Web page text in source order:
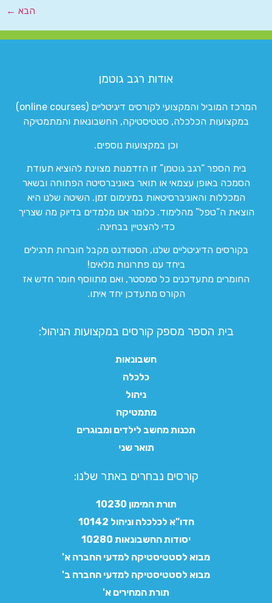
הבא ←
אודות רגב גוטמן
המרכז המוביל והמקצועי לקורסים דיגיטליים (online courses)
במקצועות הכלכלה, סטטיסטיקה, החשבונאות והמתמטיקה
וכן במקצועות נוספים.
בית הספר “רגב גוטמן” זו הזדמנות מצוינת להוציא תעודת
הסמכה באופן עצמאי או תואר באוניברסיטה הפתוחה ובשאר
המכללות והאוניברסיטאות במינימום זמן. השיטה שלנו היא
הוצאת ה”טפל” מהלימוד. כלומר אנו מלמדים בדיוק מה שצריך
כדי להצטיין בבחינה.
בקורסים הדיגיטליים שלנו, הסטודנט מקבל חוברות תרגילים
ביחד עם פתרונות מלאים!
החומרים מתעדכנים כל סמסטר, ואם מתווסף חומר חדש אז
הקורס מתעדכן יחד איתו.
בית הספר מספק קורסים במקצועות הניהול:
חשבונאות
כלכלה
ניהול
מתמטיקה
תכנות מחשב לילדים ומבוגרים
תואר שני
קורסים נבחרים באתר שלנו:​
תורת המימון 10230
חדו"א לכלכלה וניהול 10142
יסודות החשבונאות 10280
מבוא לסטטיסטיקה למדעי החברה א'
מבוא לסטטיסטיקה למדעי החברה ב'
תורת המחירים א'